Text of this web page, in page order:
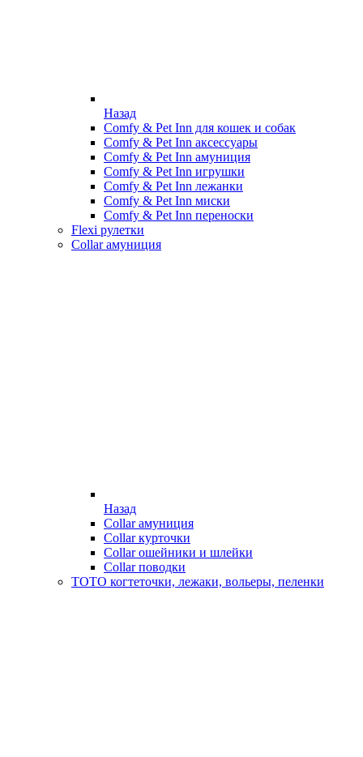
Назад
Comfy & Pet Inn для кошек и собак
Comfy & Pet Inn аксессуары
Comfy & Pet Inn амуниция
Comfy & Pet Inn игрушки
Comfy & Pet Inn лежанки
Comfy & Pet Inn миски
Comfy & Pet Inn переноски
Flexi рулетки
Collar амуниция
Назад
Collar амуниция
Collar курточки
Collar ошейники и шлейки
Collar поводки
ТОТО когтеточки, лежаки, вольеры, пеленки